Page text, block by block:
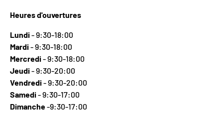
Heures d'ouvertures
Lundi- 9:30-18:00
Mardi- 9:30-18:00
Mercredi- 9:30-18:00
Jeudi- 9:30-20:00
Vendredi- 9:30-20:00
Samedi- 9:30-17:00
Dimanche-9:30-17:00